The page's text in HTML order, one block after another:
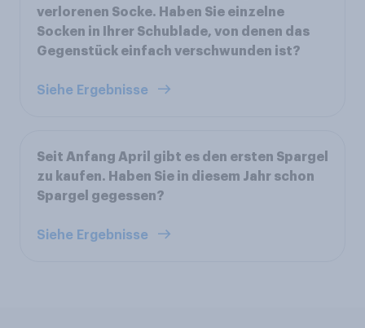
verlorenen Socke. Haben Sie einzelne
Socken in Ihrer Schublade, von denen das
Gegenstück einfach verschwunden ist?
Siehe Ergebnisse
Seit Anfang April gibt es den ersten Spargel
zu kaufen. Haben Sie in diesem Jahr schon
Spargel gegessen?
Siehe Ergebnisse